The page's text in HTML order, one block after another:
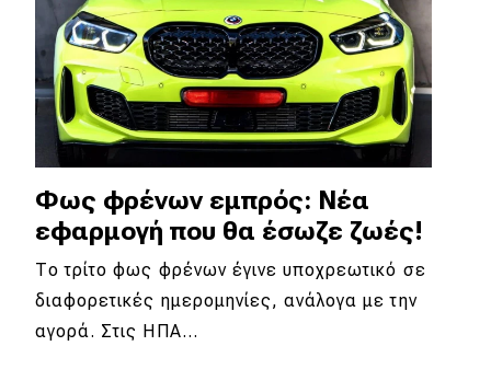
Χρηστικά
Συμβουλές
ΚΤΕΟ
Οδική βοήθεια
eDRIVE
DRIVE USED
Φως φρένων εμπρός: Νέα
εφαρμογή που θα έσωζε ζωές!
Το τρίτο φως φρένων έγινε υποχρεωτικό σε
διαφορετικές ημερομηνίες, ανάλογα με την
αγορά. Στις ΗΠΑ…